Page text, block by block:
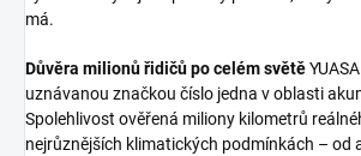
má.
Důvěra milionů řidičů po celém světě
uznávanou značkou číslo jedna v oblasti
Spolehlivost ověřená miliony kilometrů
nejrůznějších klimatických podmínkách – od